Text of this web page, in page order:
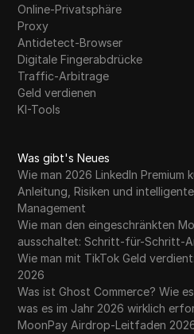
Online-Privatsphäre
Proxy
Antidetect-Browser
Digitale Fingerabdrücke
Traffic-Arbitrage
Geld verdienen
KI-Tools
Was gibt's Neues
Wie man 2026 LinkedIn
Anleitung, Risiken und
Management
Wie man den eingeschränkten
ausschaltet: Schritt-für-Schritt-
Wie man mit TikTok Geld
2026
Was ist Ghost Commerce? Wie
was es im Jahr 2026 wirklich
MoonPay Airdrop-Leitfaden